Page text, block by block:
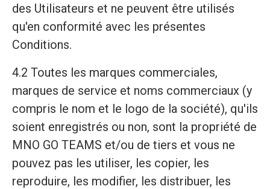
des Utilisateurs et ne peuvent être utilisés
qu'en conformité avec les présentes
Conditions.
4.2 Toutes les marques commerciales,
marques de service et noms commerciaux (y
compris le nom et le logo de la société), qu'ils
soient enregistrés ou non, sont la propriété de
MNO GO TEAMS et/ou de tiers et vous ne
pouvez pas les utiliser, les copier, les
reproduire, les modifier, les distribuer, les